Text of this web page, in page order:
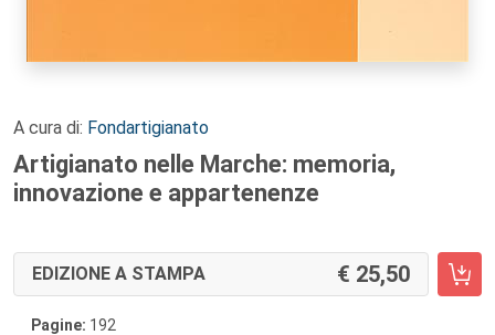
A cura di: Fondartigianato
Artigianato nelle Marche: memoria,
innovazione e appartenenze
EDIZIONE A STAMPA 25,50
Pagine: 192